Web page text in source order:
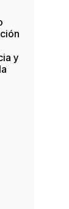
y